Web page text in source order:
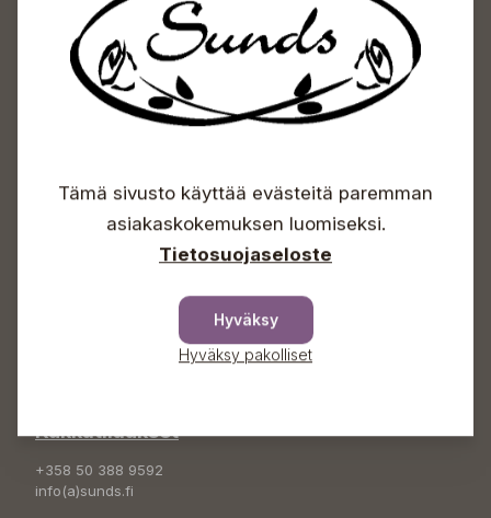
Sundin Puutarhakeskus
Avoinna
Info & vaihde
+358 50 388 9592
Kukkatilaukset
+358 50 388 9592
info(a)sunds.fi
Tämä sivusto käyttää evästeitä paremman
asiakaskokemuksen luomiseksi.
Tietosuojaseloste
Hyväksy
Hyväksy pakolliset